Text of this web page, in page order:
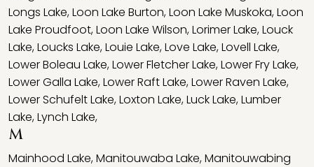
Longs Lake,Loon Lake Burton,Loon Lake Muskoka,Loon
Lake Proudfoot,Loon Lake Wilson,Lorimer Lake,Louck
Lake,Loucks Lake,Louie Lake,Love Lake,Lovell Lake,
Lower Boleau Lake,Lower Fletcher Lake,Lower Fry Lake,
Lower Galla Lake,Lower Raft Lake,Lower Raven Lake,
Lower Schufelt Lake,Loxton Lake,Luck Lake,Lumber
Lake,Lynch Lake,
M
Mainhood Lake,Manitouwaba Lake,Manitouwabing